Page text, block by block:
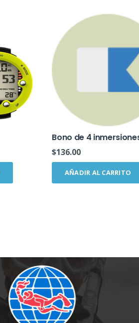
Bono de 4
$136.00
AÑADIR AL CARRITO